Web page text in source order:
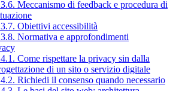
Meccanismo di feedback e procedura di
Obiettivi accessibilità
Normativa e approfondimenti
Come rispettare la privacy sin dalla
di un sito o servizio digitale
Richiedi il consenso quando necessario